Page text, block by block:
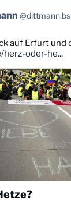
auf Erfurt und
herz-oder-he...